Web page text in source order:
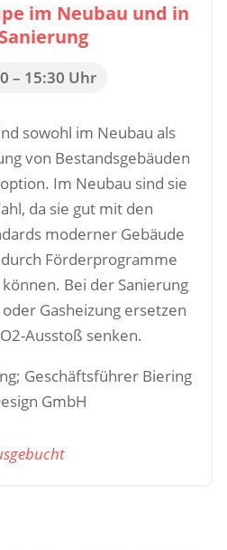
im Neubau und in
– 15:30 Uhr
sowohl im Neubau als
von Bestandsgebäuden
Im Neubau sind sie
da sie gut mit den
moderner Gebäude
Förderprogramme
Bei der Sanierung
Gasheizung ersetzen
Ausstoß senken.
Geschäftsführer Biering
GmbH